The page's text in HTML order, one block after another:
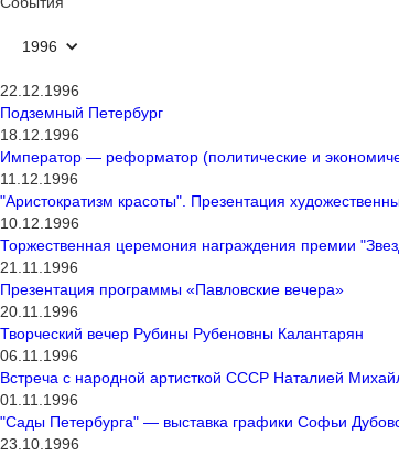
1996
22.12.1996
Подземный Петербург
18.12.1996
Император — реформатор (политические и
11.12.1996
"Аристократизм красоты". Презентация
10.12.1996
Торжественная церемония награждения премии
21.11.1996
Презентация программы «Павловские вечера»
20.11.1996
Творческий вечер Рубины Рубеновны Калантарян
06.11.1996
Встреча с народной артисткой СССР Наталией
01.11.1996
"Сады Петербурга" — выставка графики Софьи
23.10.1996